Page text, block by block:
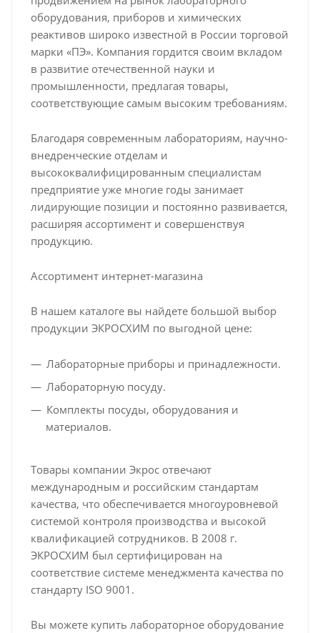
оборудования, приборов и химических
реактивов широко известной в России торговой
марки «ПЭ». Компания гордится своим вкладом
в развитие отечественной науки и
промышленности, предлагая товары,
соответствующие самым высоким требованиям.
Благодаря современным лабораториям, научно-
внедренческие отделам и
высококвалифицированным специалистам
предприятие уже многие годы занимает
лидирующие позиции и постоянно развивается,
расширяя ассортимент и совершенствуя
продукцию.
Ассортимент интернет-магазина
В нашем каталоге вы найдете большой выбор
продукции ЭКРОСХИМ по выгодной цене:
Лабораторные приборы и принадлежности.
Лабораторную посуду.
Комплекты посуды, оборудования и
материалов.
Товары компании Экрос отвечают
международным и российским стандартам
качества, что обеспечивается многоуровневой
системой контроля производства и высокой
квалификацией сотрудников. В 2008 г.
ЭКРОСХИМ был сертифицирован на
соответствие системе менеджмента качества по
стандарту ISO 9001.
Вы можете купить лабораторное оборудование